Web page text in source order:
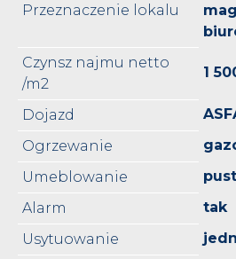
Przeznaczenie lokalu
Czynsz najmu netto
/m2
1
Dojazd
Ogrzewanie
Umeblowanie
Alarm
tak
Usytuowanie